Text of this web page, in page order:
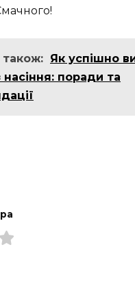
також: Як успішно
насіння: поради та